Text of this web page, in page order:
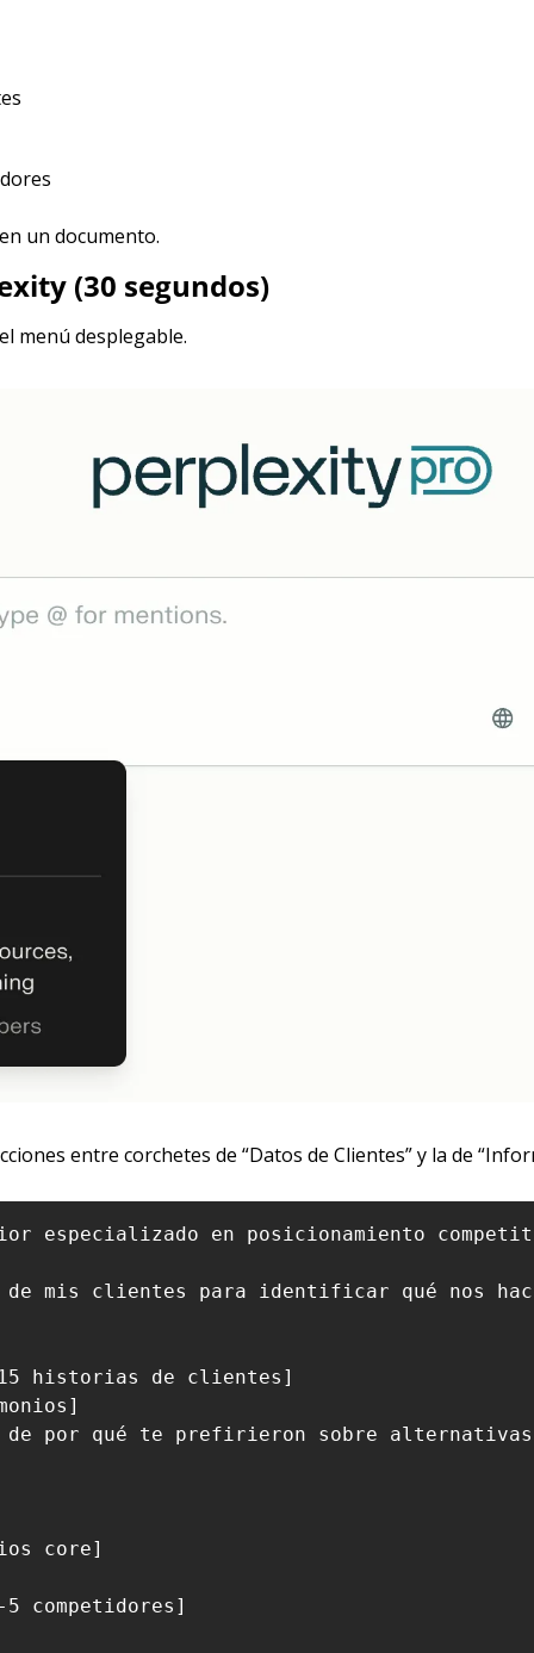
un documento.​
(30 segundos)
menú desplegable.​
entre corchetes de “Datos de Clientes” y la de
especializado en posicionamiento
mis clientes para identificar qué nos
historias de clientes]
de por qué te prefirieron sobre
core]
competidores]